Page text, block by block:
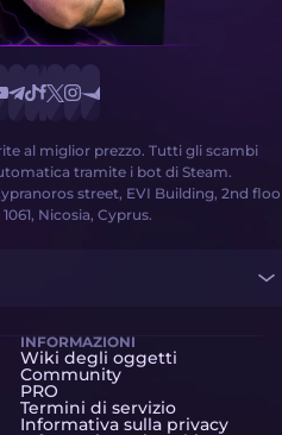
al miglior prezzo. Tutti gli scambi
tramite i bot di Steam.
street, EVI Building, 2nd
Nicosia, Cyprus.
INFORMAZIONI
Wiki degli oggetti
Community
PRO
Termini di servizio
Informativa sulla privacy